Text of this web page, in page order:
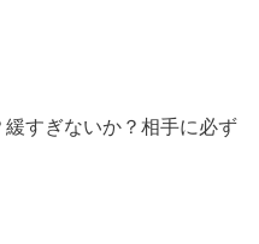
すぎないか？相手に必ず